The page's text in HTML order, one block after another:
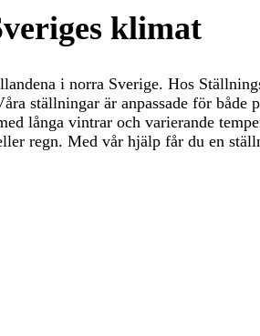
klimat
i norra Sverige. Hos
ställningar är anpassade för både
långa vintrar och varierande
regn. Med vår hjälp får du en